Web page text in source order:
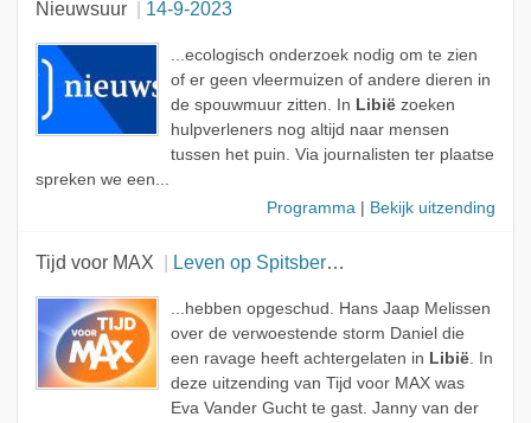
Nieuwsuur 14-9-2023
...ecologisch onderzoek nodig om te zien
of er geen vleermuizen of andere dieren in
de spouwmuur zitten. In Libiëzoeken
hulpverleners nog altijd naar mensen
tussen het puin. Via journalisten ter plaatse
spreken we een...
Programma | Bekijk uitzending
Tijd voor MAX Leven op Spitsbergen
...hebben opgeschud. Hans Jaap Melissen
over de verwoestende storm Daniel die
een ravage heeft achtergelaten in Libië. In
deze uitzending van Tijd voor MAX was
Eva Vander Gucht te gast. Janny van der